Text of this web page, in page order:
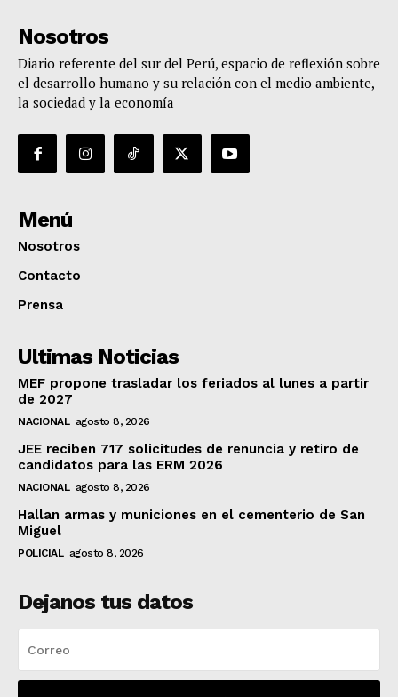
Nosotros
Diario referente del sur del Perú, espacio de reflexión sobre
el desarrollo humano y su relación con el medio ambiente,
la sociedad y la economía
Menú
Nosotros
Contacto
Prensa
Ultimas Noticias
MEF propone trasladar los feriados al lunes a partir
de 2027
NACIONAL agosto 8, 2026
JEE reciben 717 solicitudes de renuncia y retiro de
candidatos para las ERM 2026
NACIONAL agosto 8, 2026
Hallan armas y municiones en el cementerio de San
Miguel
POLICIAL agosto 8, 2026
Dejanos tus datos